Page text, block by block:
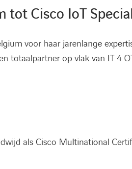
Cisco IoT
voor haar jarenlange
totaalpartner op vlak van IT 4
als Cisco Multinational